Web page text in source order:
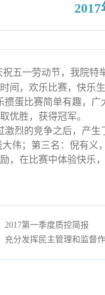
祝五一劳动节，我院特
间，欢乐比赛，快乐
掼蛋比赛简单有趣，
优胜，获得冠军。
激烈的竞争之后，产生
大伟；第三名：倪有义
，在比赛中体验快乐
2017第一季度质控简报
充分发挥民主管理和监督